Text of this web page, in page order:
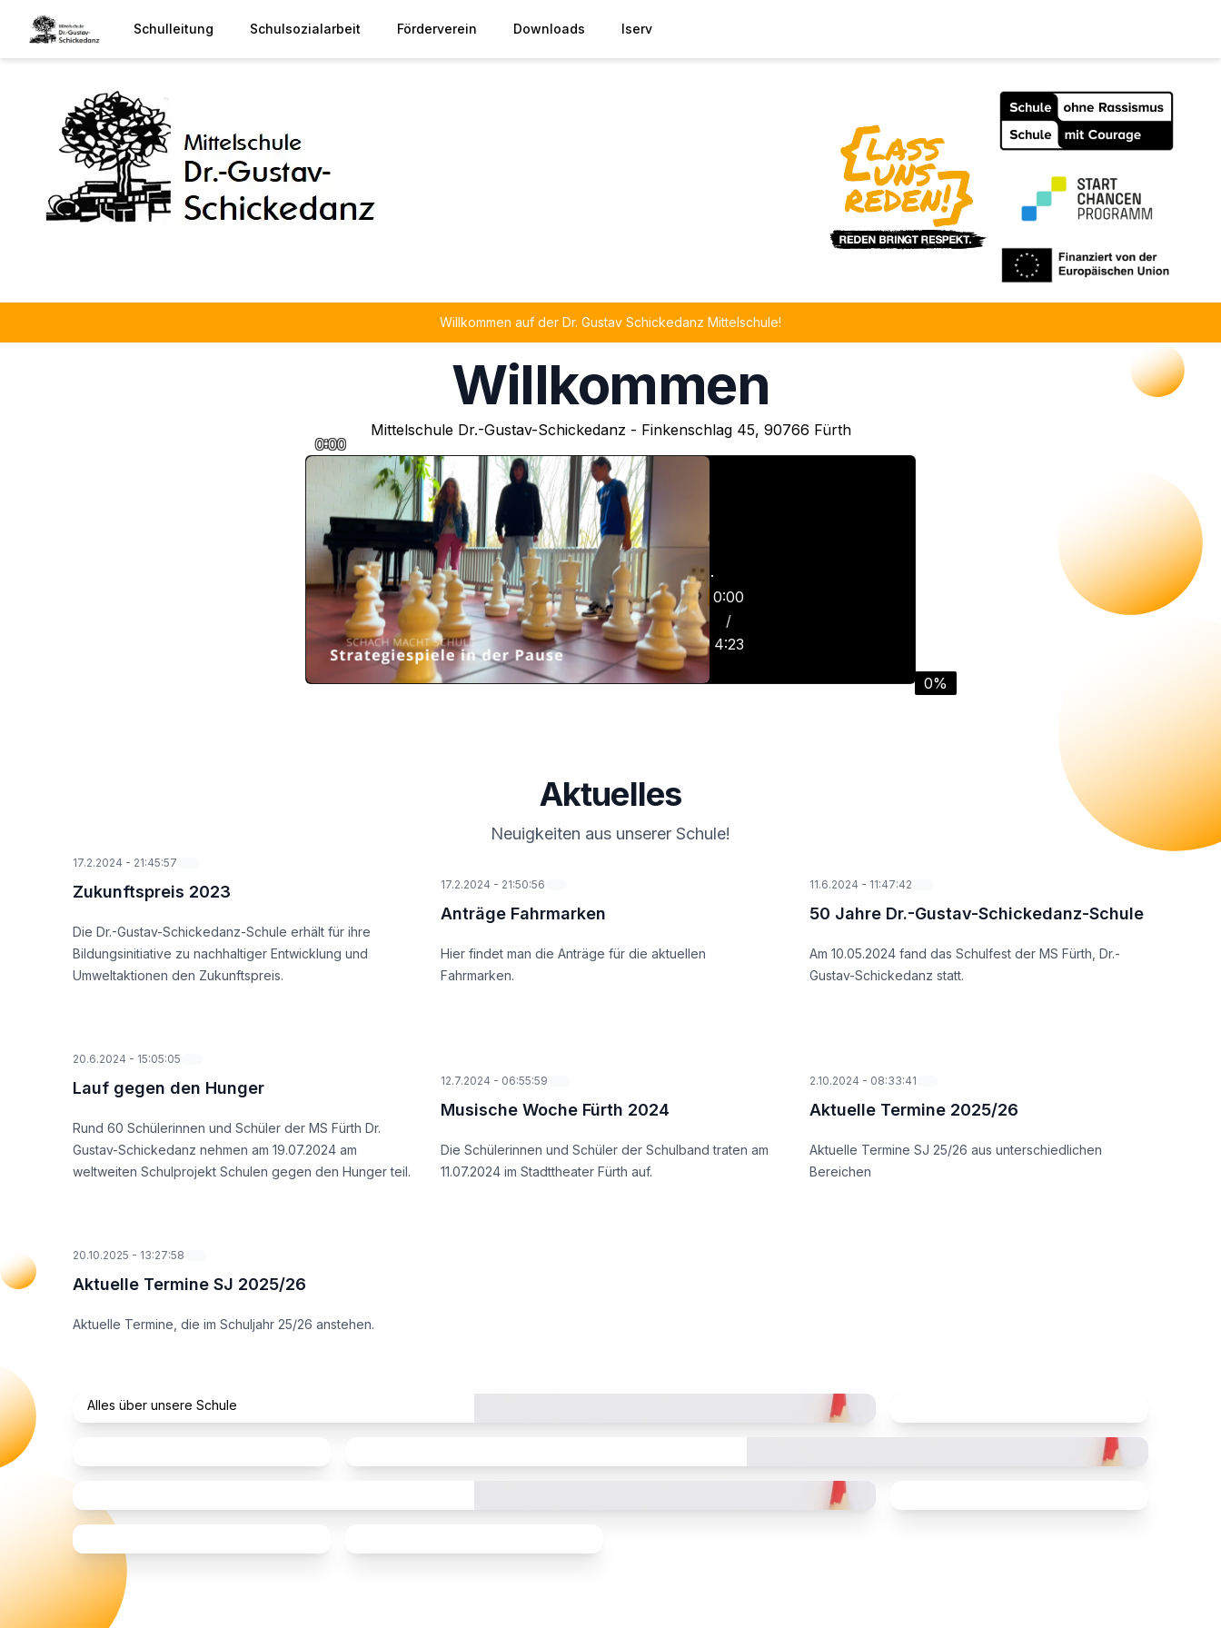
Schulleitung Schulsozialarbeit Förderverein Downloads Iserv
Willkommen auf der Dr. Gustav Schickedanz Mittelschule!
Willkommen
Mittelschule Dr.-Gustav-Schickedanz - Finkenschlag 45, 90766 Fürth
0%
0:00
/
4:23
0:00
Aktuelles
Neuigkeiten aus unserer Schule!
17.2.2024 - 21:45:57
Zukunftspreis 2023
Die Dr.-Gustav-Schickedanz-Schule erhält für ihre
Bildungsinitiative zu nachhaltiger Entwicklung und
Umweltaktionen den Zukunftspreis.
17.2.2024 - 21:50:56
Anträge Fahrmarken
Hier findet man die Anträge für die aktuellen
Fahrmarken.
11.6.2024 - 11:47:42
50 Jahre Dr.-Gustav-Schickedanz-Schule
Am 10.05.2024 fand das Schulfest der MS Fürth, Dr.-
Gustav-Schickedanz statt.
20.6.2024 - 15:05:05
Lauf gegen den Hunger
Rund 60 Schülerinnen und Schüler der MS Fürth Dr.
Gustav-Schickedanz nehmen am 19.07.2024 am
weltweiten Schulprojekt Schulen gegen den Hunger teil.
12.7.2024 - 06:55:59
Musische Woche Fürth 2024
Die Schülerinnen und Schüler der Schulband traten am
11.07.2024 im Stadttheater Fürth auf.
2.10.2024 - 08:33:41
Aktuelle Termine 2025/26
Aktuelle Termine SJ 25/26 aus unterschiedlichen
Bereichen
20.10.2025 - 13:27:58
Aktuelle Termine SJ 2025/26
Aktuelle Termine, die im Schuljahr 25/26 anstehen.
Alles über unsere Schule
Ganztag Besonderheiten und Projekte
Beratung und Hilfe
Schulsozialarbeit
Förderlehrkräfte
Sponsoren und Unterstützer
Förderverein
Sponsoren
Infos & Downloads